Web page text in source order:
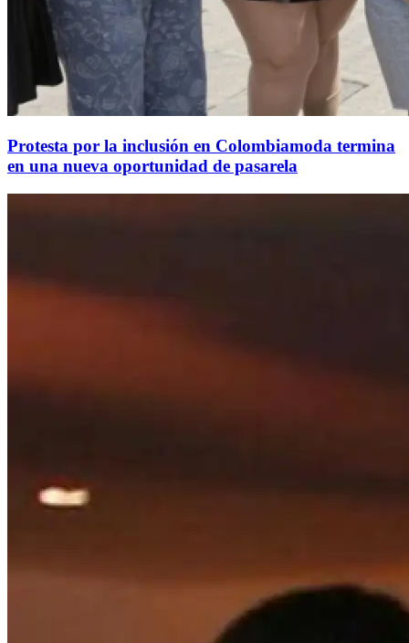
Protesta por la inclusión en Colombiamoda termina
en una nueva oportunidad de pasarela